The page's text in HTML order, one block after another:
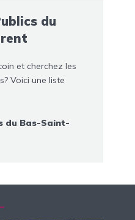
du
et cherchez les
Voici une liste
du Bas-Saint-